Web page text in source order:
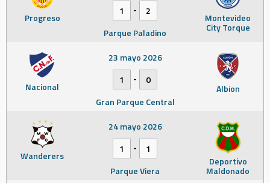
Progreso Montevideo
City Torque
1
-
2
Parque Paladino
Nacional Albion
23 mayo 2026
1
-
0
Gran Parque Central
Wanderers Deportivo
Maldonado
24 mayo 2026
1
-
1
Parque Viera